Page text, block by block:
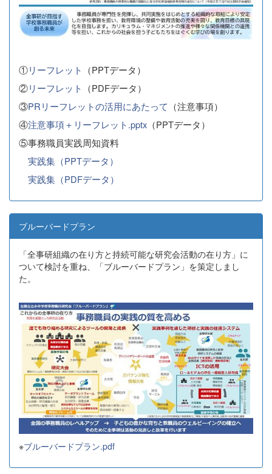
①リーフレット （PPTデータ）
②リーフレット （PDFデータ）
③PRリーフレットの活用にあたって （注意事項）
④注意事項＋リーフレット.pptx （PPTデータ）
⑤事務職員実践周知資料
実践集（PPTデータ）
実践集（PDFデータ）
ブルーバードプラン
「全事研組織の在り方と持続可能な研究会活動の在り方」に
ついて検討を重ね、「ブルーバードプラン」を策定しまし
た。
※ブルーバードプラン.pdf